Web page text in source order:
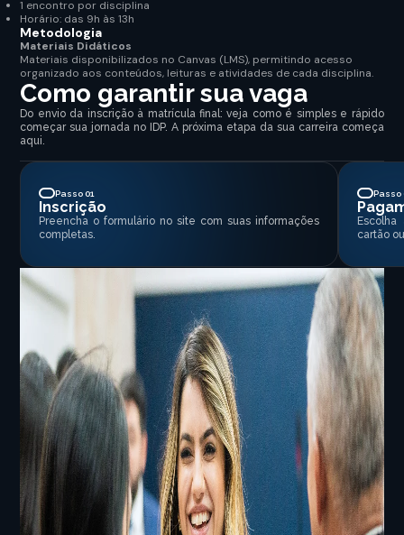
1 encontro por disciplina
Horário: das 9h às 13h
Metodologia
Materiais Didáticos
Materiais disponibilizados no Canvas (LMS), permitindo acesso
organizado aos conteúdos, leituras e atividades de cada disciplina.
Como garantir sua vaga
Do envio da inscrição à matrícula final: veja como é simples e rápido
começar sua jornada no IDP. A próxima etapa da sua carreira começa
aqui.
Passo 01
Inscrição
Preencha o formulário no site com suas informações
completas.
Passo
cartão